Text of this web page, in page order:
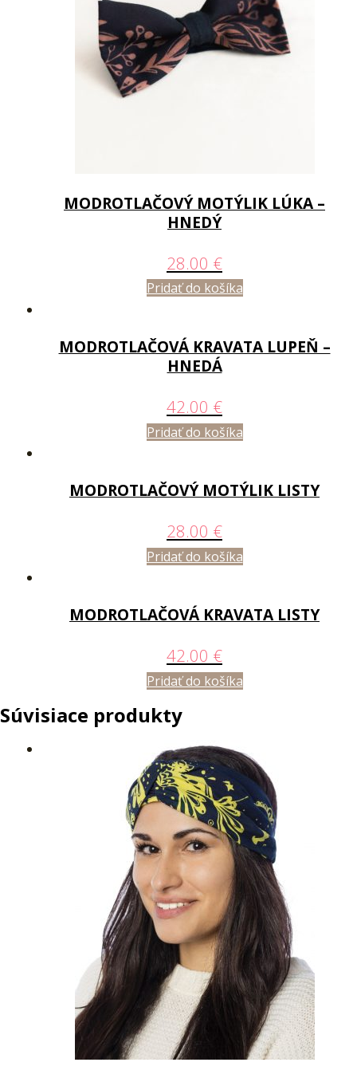
MODROTLAČOVÝ MOTÝLIK LÚKA –
HNEDÝ
28.00 €
Pridať do košíka
MODROTLAČOVÁ KRAVATA LUPEŇ –
HNEDÁ
42.00 €
Pridať do košíka
MODROTLAČOVÝ MOTÝLIK LISTY
28.00 €
Pridať do košíka
MODROTLAČOVÁ KRAVATA LISTY
42.00 €
Pridať do košíka
Súvisiace produkty